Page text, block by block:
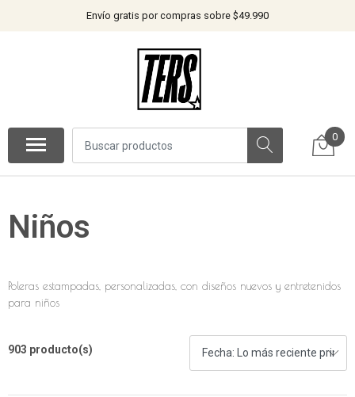
Envío gratis por compras sobre $49.990
0
Niños
Poleras estampadas, personalizadas, con diseños nuevos y entretenidos
para niños
903 producto(s)